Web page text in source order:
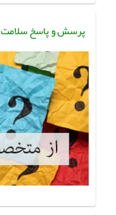
پرسش و پاسخ سلامت